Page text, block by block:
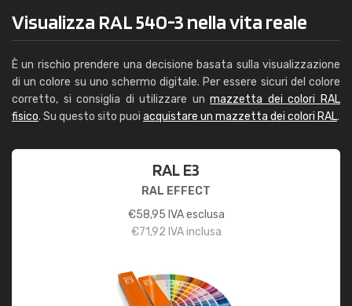
Visualizza RAL 540-3 nella vita reale
È un rischio prendere una decisione basata sulla visualizzazione
di un colore su uno schermo digitale. Per essere sicuri del colore
corretto, si consiglia di utilizzare unmazzetta dei colori RAL
fisico. Su questo sito puoi acquistare un mazzetta dei colori RAL.
RAL E3
RAL EFFECT
€58,95 IVA esclusa
€71,92 IVA inclusa